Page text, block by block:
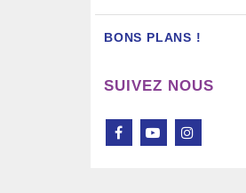
BONS PLANS !
SUIVEZ NOUS